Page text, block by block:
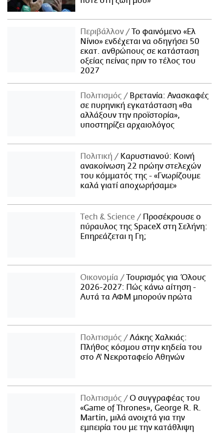
Περιβάλλον
Το φαινόμενο «Ελ
Νίνιο» ενδέχεται να οδηγήσει 50
εκατ. ανθρώπους σε κατάσταση
οξείας πείνας πριν το τέλος του
2027
Πολιτισμός
Βρετανία: Ανασκαφές
σε πυρηνική εγκατάσταση «θα
αλλάξουν την προϊστορία»,
υποστηρίζει αρχαιολόγος
Πολιτική
Καρυστιανού: Κοινή
ανακοίνωση 22 πρώην στελεχών
του κόμματός της - «Γνωρίζουμε
καλά γιατί αποχωρήσαμε»
Τech & Science
Προσέκρουσε ο
πύραυλος της SpaceX στη Σελήνη:
Επηρεάζεται η Γη;
Οικονομία
Τουρισμός για Όλους
2026-2027: Πώς κάνω αίτηση -
Αυτά τα ΑΦΜ μπορούν πρώτα
Πολιτισμός
Λάκης Χαλκιάς:
Πλήθος κόσμου στην κηδεία του
στο Α' Νεκροταφείο Αθηνών
Πολιτισμός
Ο συγγραφέας του
«Game of Thrones», George R. R.
Martin, μιλά ανοιχτά για την
εμπειρία του με την κατάθλιψη